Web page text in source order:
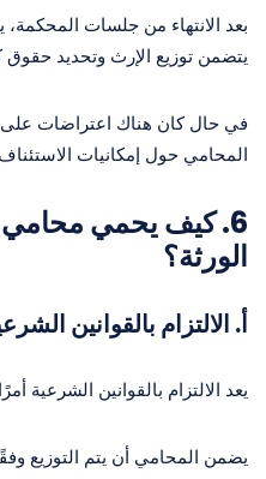
بعد الانتهاء من جلسات
يتضمن توزيع الإرث وتحديد
في حال كان هناك اعتراضات على
المحامي حول إمكانيات
6. كيف يحمي
الورثة؟
أ. الالتزام بالقوانين
يعد الالتزام بالقوانين الشرعية
يضمن المحامي أن يتم التوزيع